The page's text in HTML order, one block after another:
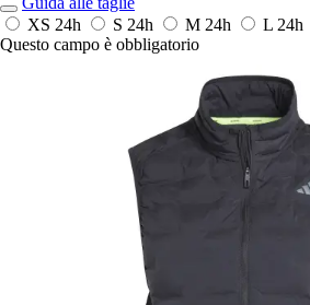
XS 24h S 24h M 24h L 24h
Questo campo è obbligatorio